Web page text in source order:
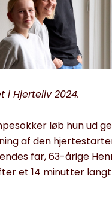
i Hjerteliv 2024.
løb hun ud
af den
far, 63-årige
et 14 minutter